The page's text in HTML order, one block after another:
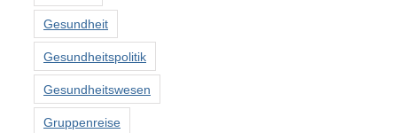
Gesundheit
Gesundheitspolitik
Gesundheitswesen
Gruppenreise